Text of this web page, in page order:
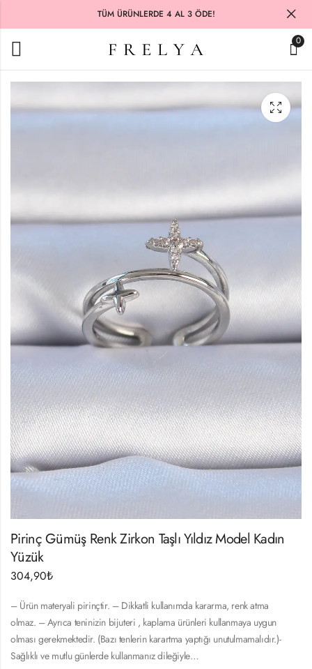
TÜM ÜRÜNLERDE 4 AL 3 ÖDE!
0
Pirinç Gümüş Renk Zirkon Taşlı Yıldız Model Kadın
Yüzük
304,90₺
– Ürün materyali pirinçtir. – Dikkatli kullanımda kararma, renk atma
olmaz. – Ayrıca teninizin bijuteri , kaplama ürünleri kullanmaya uygun
olması gerekmektedir. (Bazı tenlerin karartma yaptığı unutulmamalıdır.)-
Sağlıklı ve mutlu günlerde kullanmanız dileğiyle…